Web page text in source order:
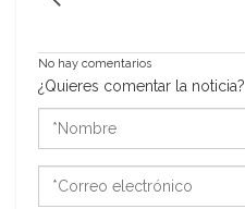
No hay comentarios
¿Quieres comentar la noticia?
*Nombre
*Correo
electrónico